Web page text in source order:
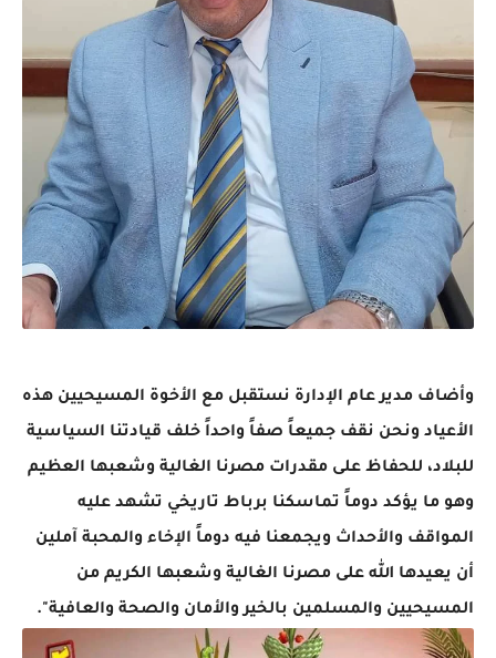
وأضاف مدير عام الإدارة نستقبل مع الأخوة المسيحيين هذه
الأعياد ونحن نقف جميعاً صفاً واحداً خلف قيادتنا السياسية
للبلاد، للحفاظ على مقدرات مصرنا الغالية وشعبها العظيم
وهو ما يؤكد دوماً تماسكنا برباط تاريخي تشهد عليه
المواقف والأحداث ويجمعنا فيه دوماً الإخاء والمحبة آملين
أن يعيدها الله على مصرنا الغالية وشعبها الكريم من
المسيحيين والمسلمين بالخير والأمان والصحة والعافية".